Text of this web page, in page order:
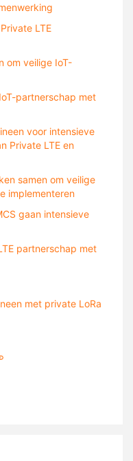
LTE
om veilige IoT-
partnerschap met
voor intensieve
Private LTE en
samen om veilige
implementeren
gaan intensieve
partnerschap met
met private LoRa